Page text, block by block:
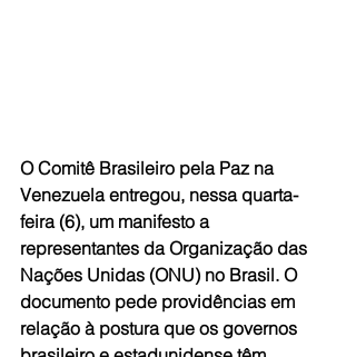
O Comitê Brasileiro pela Paz na
Venezuela entregou, nessa quarta-
feira (6), um manifesto a
representantes da Organização das
Nações Unidas (ONU) no Brasil. O
documento pede providências em
relação à postura que os governos